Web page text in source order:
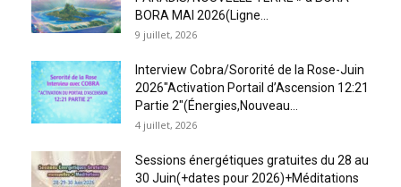
BORA MAI 2026(Ligne...
9 juillet, 2026
Interview Cobra/Sororité de la Rose-Juin
2026″Activation Portail d’Ascension 12:21
Partie 2″(Énergies,Nouveau...
4 juillet, 2026
Sessions énergétiques gratuites du 28 au
30 Juin(+dates pour 2026)+Méditations